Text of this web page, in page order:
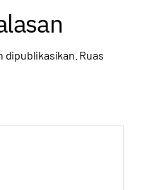
dipublikasikan. Ruas